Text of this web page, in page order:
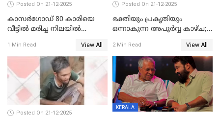
Posted On 21-12-2025
കാസർഗോഡ് 80 കാരിയെ
വീട്ടിൽ മരിച്ച നിലയിൽ
1 Min Read View All
Posted On 21-12-2025
ഭക്തിയും പ്രകൃതിയും
ഒന്നാകുന്ന അപൂര്‍വ്വ കാഴ്ച;
കാഴ്ചാനുഭവമൊരുക്കി
ശബരീ നന്ദനം
2 Min Read View All
Posted On 21-12-2025
KERALA